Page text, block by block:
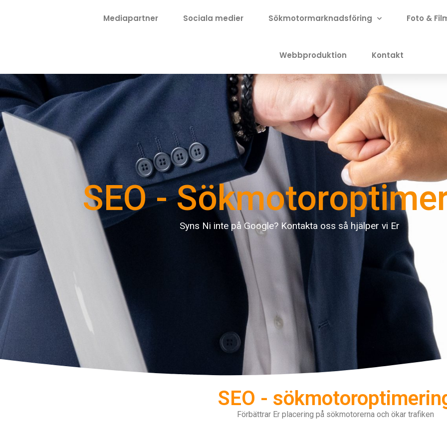
Mediapartner Sociala medier Sökmotormarknadsföring Foto &
Webbproduktion Kontakt
SEO -
Syns Ni inte på Google? Kontakta oss så hjälper vi Er
SEO -
Förbättrar Er placering på sökmotorerna och ökar trafiken